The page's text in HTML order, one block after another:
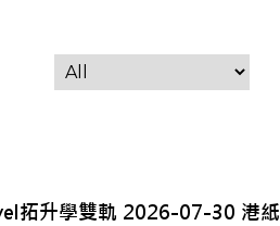
拓升學雙軌 2026-07-30 港紙